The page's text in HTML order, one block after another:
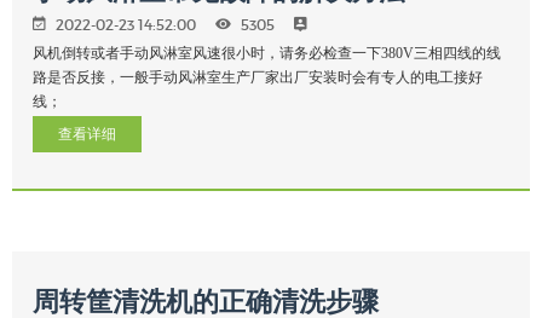
2022-02-23 14:52:00 5305
风机倒转或者手动风淋室风速很小时，请务必检查一下380V三相四线的线
路是否反接，一般手动风淋室生产厂家出厂安装时会有专人的电工接好
线；
查看详细
周转筐清洗机的正确清洗步骤